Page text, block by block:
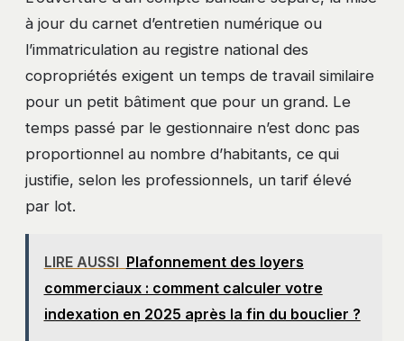
à jour du carnet d’entretien numérique ou
l’immatriculation au registre national des
copropriétés exigent un temps de travail similaire
pour un petit bâtiment que pour un grand. Le
temps passé par le gestionnaire n’est donc pas
proportionnel au nombre d’habitants, ce qui
justifie, selon les professionnels, un tarif élevé
par lot.
LIRE AUSSI Plafonnement des loyers
commerciaux : comment calculer votre
indexation en 2025 après la fin du bouclier ?